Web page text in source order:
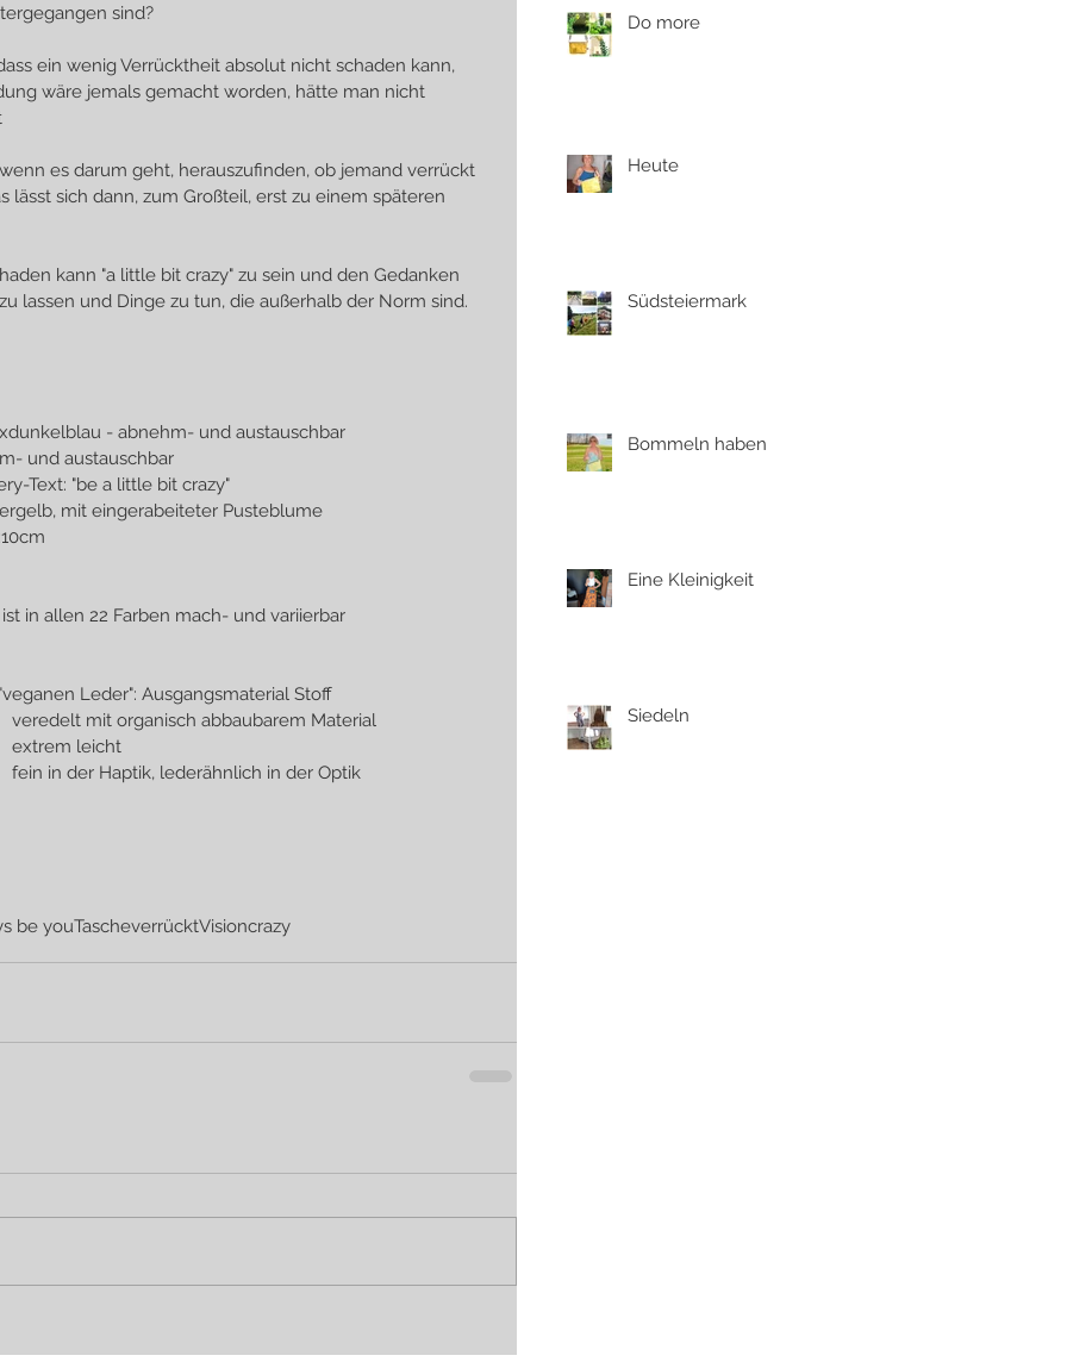
sind?
ein wenig Verrücktheit absolut nicht schaden kann,
wäre jemals gemacht worden, hätte man nicht
es darum geht, herauszufinden, ob jemand verrückt
lässt sich dann, zum Großteil, erst zu einem späteren
kann "a little bit crazy" zu sein und den Gedanken
lassen und Dinge zu tun, die außerhalb der Norm sind.
1xdunkelblau - abnehm- und austauschbar
und austauschbar
Text: "be a little bit crazy"
eine Seite sommergelb, mit eingerabeiteter Pusteblume
T:10cm
in allen 22 Farben mach- und variierbar
Leder": Ausgangsmaterial Stoff
                                                         veredelt mit organisch abbaubarem Material
                                                         extrem leicht
                                                         fein in der Haptik, lederähnlich in der Optik
be youTascheverrücktVisioncrazy
Do more
Heute
Südsteiermark
Bommeln haben
Eine Kleinigkeit
Siedeln